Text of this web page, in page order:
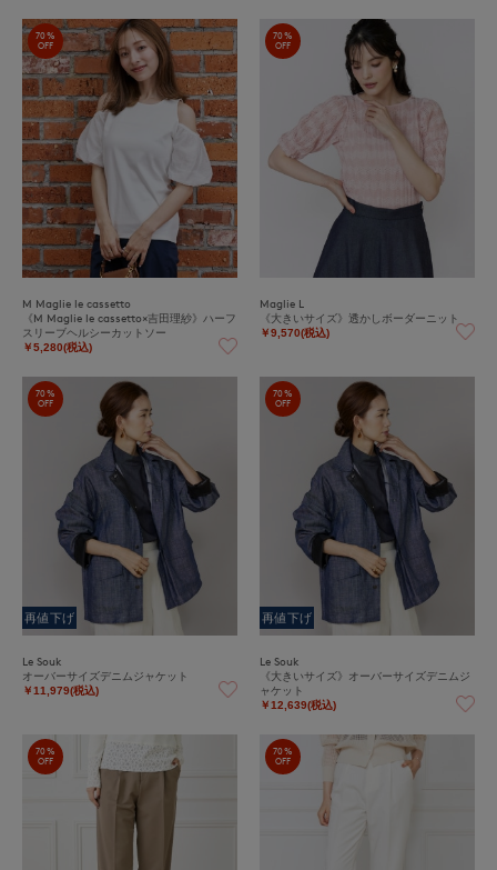
70%
OFF
M Maglie le cassetto
《M Maglie le cassetto×吉田理紗》ハーフ
スリーブヘルシーカットソー
￥5,280(税込)
70%
OFF
Maglie L
《大きいサイズ》透かしボーダーニット
￥9,570(税込)
70%
OFF
再値下げ
Le Souk
オーバーサイズデニムジャケット
￥11,979(税込)
70%
OFF
再値下げ
Le Souk
《大きいサイズ》オーバーサイズデニムジ
ャケット
￥12,639(税込)
70%
OFF
70%
OFF